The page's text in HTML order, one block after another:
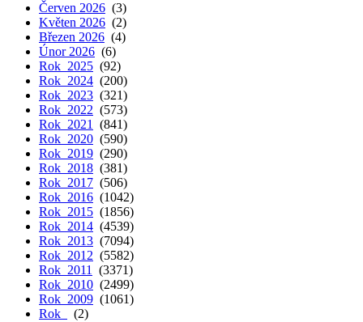
Červen 2026 (3)
Květen 2026 (2)
Březen 2026 (4)
Únor 2026 (6)
Rok 2025 (92)
Rok 2024 (200)
Rok 2023 (321)
Rok 2022 (573)
Rok 2021
(841)
Rok 2020 (590)
Rok 2019 (290)
Rok 2018 (381)
Rok 2017 (506)
Rok 2016 (1042)
Rok 2015 (1856)
Rok 2014 (4539)
Rok 2013 (7094)
Rok 2012 (5582)
Rok 2011
(3371)
Rok 2010 (2499)
Rok 2009 (1061)
Rok
(2)